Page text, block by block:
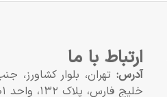
ارتباط با ما
آدرس: تهران، بلوار کشاورز،
خلیج فارس، پلاک ۱۳۲، واحد ۱۰۱